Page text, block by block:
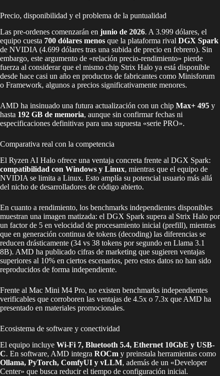
Precio, disponibilidad y el problema de la puntualidad
Las pre-ordenes comenzarán en junio de 2026. A 3.999 dólares, el
equipo cuesta 700 dólares menos que la plataforma rival DGX Spark
de NVIDIA (4.699 dólares tras una subida de precio en febrero). Sin
embargo, este argumento de «relación precio-rendimiento» pierde
fuerza al considerar que el mismo chip Strix Halo ya está disponible
desde hace casi un año en productos de fabricantes como Minisforum
o Framework, algunos a precios significativamente menores.
AMD ha insinuado una futura actualización con un chip Max+ 495 y
hasta 192 GB de memoria, aunque sin confirmar fechas ni
especificaciones definitivas para una supuesta «serie PRO».
Comparativa real con la competencia
El Ryzen AI Halo ofrece una ventaja concreta frente al DGX Spark:
compatibilidad con Windows y Linux, mientras que el equipo de
NVIDIA se limita a Linux. Esto amplía su potencial usuario más allá
del nicho de desarrolladores de código abierto.
En cuanto a rendimiento, los benchmarks independientes disponibles
muestran una imagen matizada: el DGX Spark supera al Strix Halo por
un factor de 5 en velocidad de procesamiento inicial (prefill), mientras
que en generación continua de tokens (decoding) las diferencias se
reducen drásticamente (34 vs 38 tokens por segundo en Llama 3.1
8B). AMD ha publicado cifras de marketing que sugieren ventajas
superiores al 10% en ciertos escenarios, pero estos datos no han sido
reproducidos de forma independiente.
Frente al Mac Mini M4 Pro, no existen benchmarks independientes
verificables que corroboren las ventajas de 4.5x o 7.3x que AMD ha
presentado en materiales promocionales.
Ecosistema de software y conectividad
El equipo incluye Wi-Fi 7, Bluetooth 5.4, Ethernet 10GbE y USB-
C. En software, AMD integra ROCm y preinstala herramientas como
Ollama, PyTorch, ComfyUI y vLLM, además de un «Developer
Center» que busca reducir el tiempo de configuración inicial.